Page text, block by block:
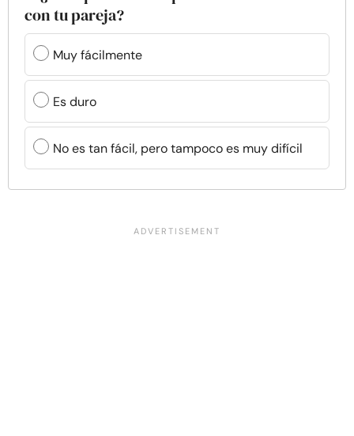
con tu pareja?
Muy fácilmente
Es duro
No es tan fácil, pero tampoco es muy difícil